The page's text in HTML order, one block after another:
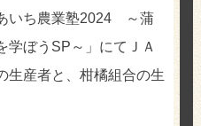
いち農業塾2024 ～蒲
学ぼうSP～」にてＪＡ
生産者と、柑橘組合の生